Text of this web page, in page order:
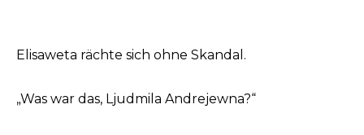
Elisaweta rächte sich ohne Skandal.
„Was war das, Ljudmila Andrejewna?“